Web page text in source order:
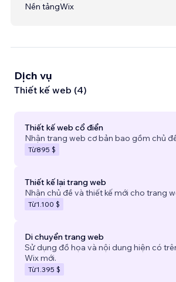
Nền tảngWix
Dịch vụ
Thiết kế web (4)
Thiết kế web cổ điển
Nhận trang web cơ bản bao gồm chủ
Từ895 $
Thiết kế lại trang web
Nhận chủ đề và thiết kế mới cho trang
Từ1.100 $
Di chuyển trang web
Sử dụng đồ họa và nội dung hiện có
Wix mới.
Từ1.395 $